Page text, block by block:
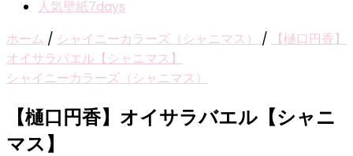
人気壁紙7days
ホーム / シャイニーカラーズ（シャニマス） /
【樋口円香】
オイサラバエル【シャニマス】
シャイニーカラーズ（シャニマス）
【樋口円香】オイサラバエル【シャニ
マス】